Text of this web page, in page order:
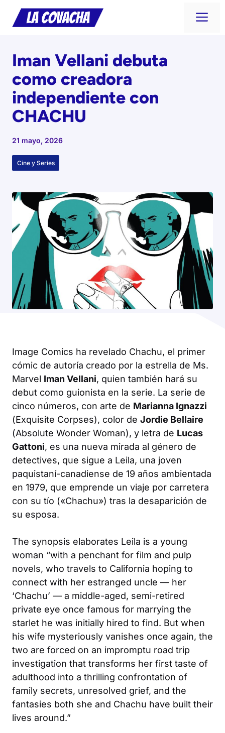
Saltar
Iman Vellani debuta
como creadora
independiente con
CHACHU
21 mayo, 2026
Cine y Series
Image Comics ha revelado Chachu, el primer
cómic de autoría creado por la estrella de Ms.
Marvel Iman Vellani, quien también hará su
debut como guionista en la serie. La serie de
cinco números, con arte de Marianna Ignazzi
(Exquisite Corpses), color de Jordie Bellaire
(Absolute Wonder Woman), y letra de Lucas
Gattoni, es una nueva mirada al género de
detectives, que sigue a Leila, una joven
paquistaní-canadiense de 19 años ambientada
en 1979, que emprende un viaje por carretera
con su tío («Chachu») tras la desaparición de
su esposa.
The synopsis elaborates Leila is a young
woman “with a penchant for film and pulp
novels, who travels to California hoping to
connect with her estranged uncle — her
‘Chachu’ — a middle-aged, semi-retired
private eye once famous for marrying the
starlet he was initially hired to find. But when
his wife mysteriously vanishes once again, the
two are forced on an impromptu road trip
investigation that transforms her first taste of
adulthood into a thrilling confrontation of
family secrets, unresolved grief, and the
fantasies both she and Chachu have built their
lives around.”